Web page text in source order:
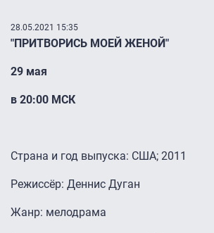
28.05.2021 15:35
"ПРИТВОРИСЬ МОЕЙ ЖЕНОЙ"
29 мая
в 20:00 МСК
Страна и год выпуска: США; 2011
Режиссёр: Деннис Дуган
Жанр: мелодрама